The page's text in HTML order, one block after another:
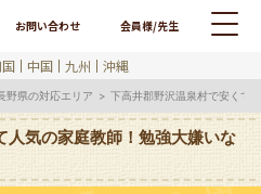
お問い合わせ 会員様/先生
中国 九州 沖縄
野県の対応エリア 下高井郡野沢温泉村で安くて
人気の家庭教師！勉強大嫌いな